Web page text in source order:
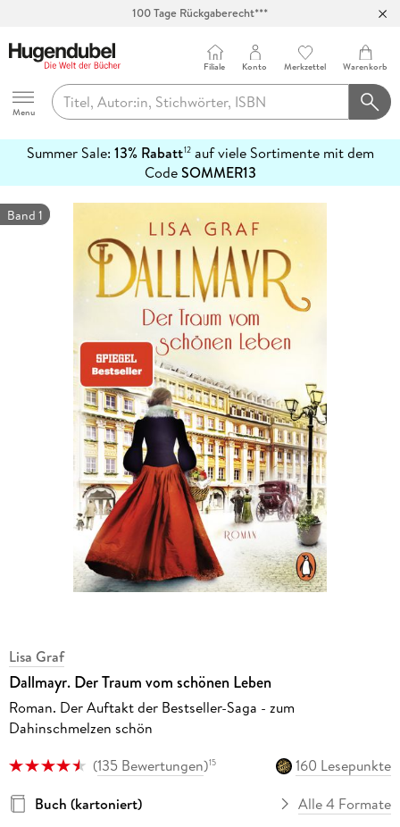
100 Tage Rückgaberecht***
Hugendubel
Menu
Filiale Konto Merkzettel Warenkorb
Summer Sale: 13% Rabatt12auf viele Sortimente mit dem
CodeSOMMER13
erfahren
Band 1
Lisa Graf
Dallmayr. Der Traum vom schönen Leben
Roman. Der Auftakt der Bestseller-Saga - zum
Dahinschmelzen schön
(135 Bewertungen)15
160 Lesepunkte
Buch (kartoniert)
Alle 4 Formate